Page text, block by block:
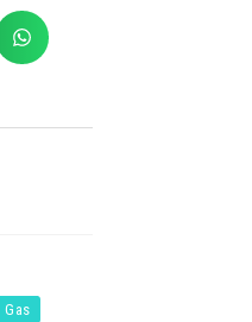
Gas